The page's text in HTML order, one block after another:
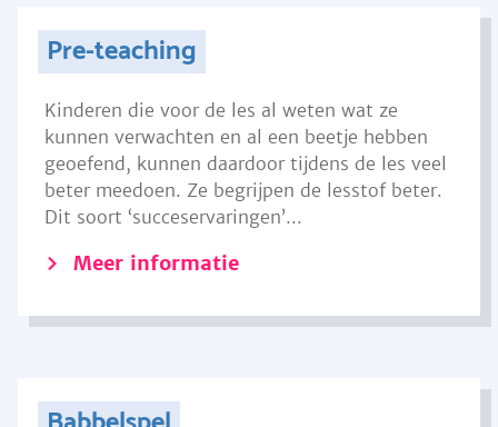
Pre-teaching
Kinderen die voor de les al weten wat ze
kunnen verwachten en al een beetje hebben
geoefend, kunnen daardoor tijdens de les veel
beter meedoen. Ze begrijpen de lesstof beter.
Dit soort ‘succeservaringen’...
Meer informatie